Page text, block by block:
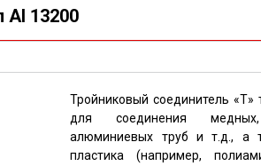
AI 13200
Тройниковый соединитель «Т»
для соединения
алюминиевых труб и т.д., а
пластика (например,